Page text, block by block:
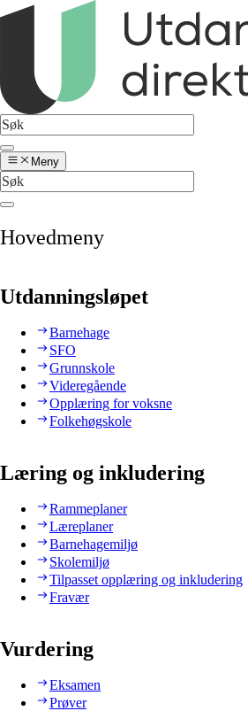
Meny
Hovedmeny
Utdanningsløpet
Barnehage
SFO
Grunnskole
Videregående
Opplæring for voksne
Folkehøgskole
Læring og inkludering
Rammeplaner
Læreplaner
Barnehagemiljø
Skolemiljø
Tilpasset opplæring og inkludering
Fravær
Vurdering
Eksamen
Prøver